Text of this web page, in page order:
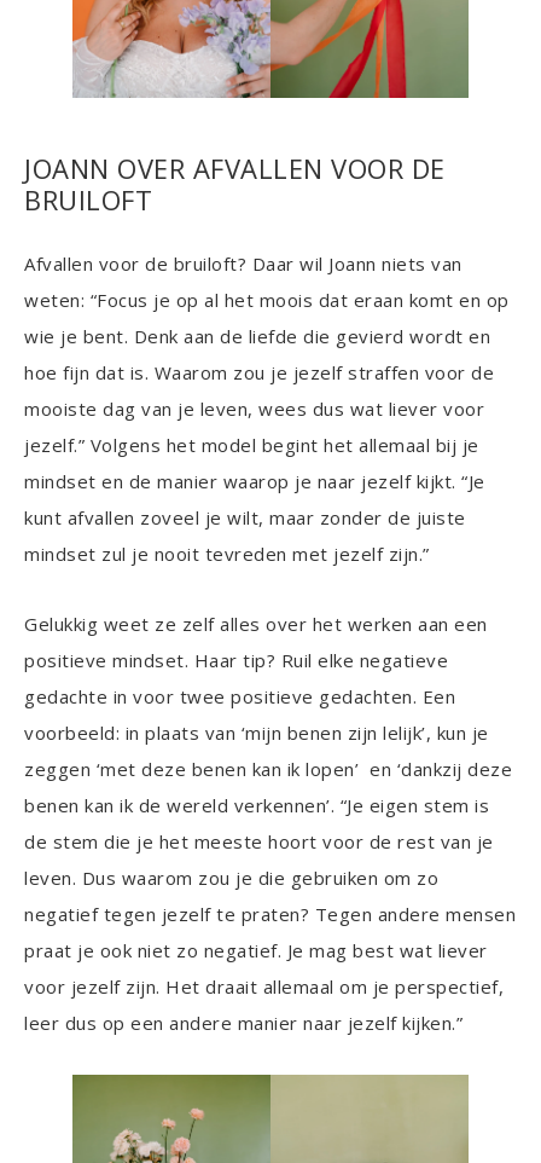
JOANN OVER AFVALLEN VOOR DE
BRUILOFT
Afvallen voor de bruiloft? Daar wil Joann niets van
weten: “Focus je op al het moois dat eraan komt en op
wie je bent. Denk aan de liefde die gevierd wordt en
hoe fijn dat is. Waarom zou je jezelf straffen voor de
mooiste dag van je leven, wees dus wat liever voor
jezelf.” Volgens het model begint het allemaal bij je
mindset en de manier waarop je naar jezelf kijkt. “Je
kunt afvallen zoveel je wilt, maar zonder de juiste
mindset zul je nooit tevreden met jezelf zijn.”
Gelukkig weet ze zelf alles over het werken aan een
positieve mindset. Haar tip? Ruil elke negatieve
gedachte in voor twee positieve gedachten. Een
voorbeeld: in plaats van ‘mijn benen zijn lelijk’, kun je
zeggen ‘met deze benen kan ik lopen’ en ‘dankzij deze
benen kan ik de wereld verkennen’. “Je eigen stem is
de stem die je het meeste hoort voor de rest van je
leven. Dus waarom zou je die gebruiken om zo
negatief tegen jezelf te praten? Tegen andere mensen
praat je ook niet zo negatief. Je mag best wat liever
voor jezelf zijn. Het draait allemaal om je perspectief,
leer dus op een andere manier naar jezelf kijken.”